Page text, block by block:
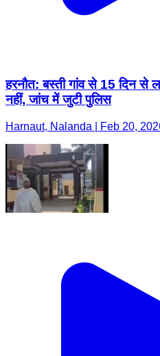
हरनौत: बस्ती गांव से 15 दिन से
नहीं, जांच में जुटी पुलिस
Harnaut, Nalanda | Feb 20,